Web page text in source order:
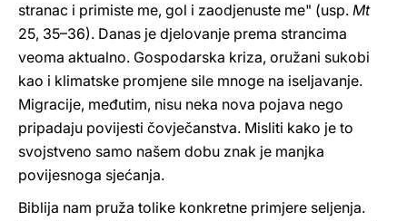
stranac i primiste me, gol i zaodjenuste me" (usp. Mt
25, 35–36). Danas je djelovanje prema strancima
veoma aktualno. Gospodarska kriza, oružani sukobi
kao i klimatske promjene sile mnoge na iseljavanje.
Migracije, međutim, nisu neka nova pojava nego
pripadaju povijesti čovječanstva. Misliti kako je to
svojstveno samo našem dobu znak je manjka
povijesnoga sjećanja.
Biblija nam pruža tolike konkretne primjere seljenja.